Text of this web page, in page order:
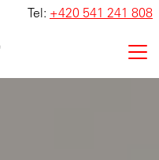
Tel: +420 541 241 808